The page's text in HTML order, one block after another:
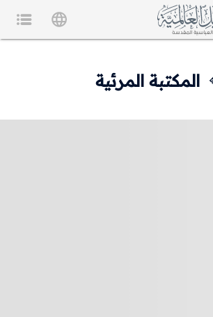
المكتبة المرئية